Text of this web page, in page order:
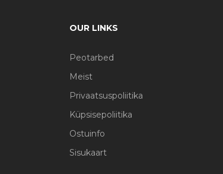
OUR LINKS
Peotarbed
Meist
Privaatsuspoliitika
Küpsisepoliitika
Ostuinfo
Sisukaart